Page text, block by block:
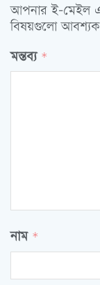
আপনার ই-মেইল
বিষয়গুলো
মন্তব্য *
নাম *